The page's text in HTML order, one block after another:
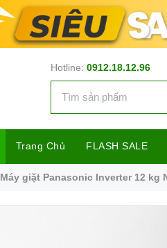
Hotline: 0912.18.12.96
Trang Chủ FLASH SALE
Máy giặt Panasonic Inverter 12 kg